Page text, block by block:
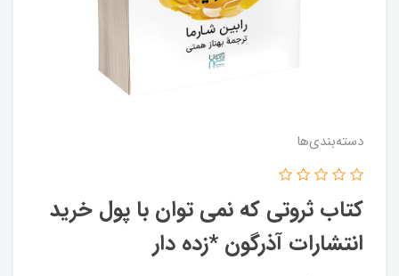
دسته‌بندی‌ها
کتاب ثروتی که نمی توان با پول خرید
انتشارات آذرگون *زده‌ دار